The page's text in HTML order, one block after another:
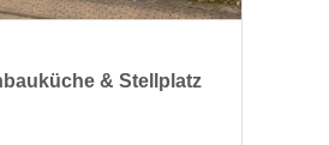
& Stellplatz